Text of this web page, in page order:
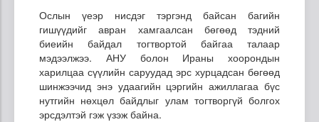
Ослын үеэр нисдэг тэргэнд байсан багийн
гишүүдийг авран хамгаалсан бөгөөд тэдний
биеийн байдал тогтвортой байгаа талаар
мэдээлжээ. АНУ болон Ираны хоорондын
харилцаа сүүлийн саруудад эрс хурцадсан бөгөөд
шинжээчид энэ удаагийн цэргийн ажиллагаа бүс
нутгийн нөхцөл байдлыг улам тогтворгүй болгох
эрсдэлтэй гэж үзэж байна.